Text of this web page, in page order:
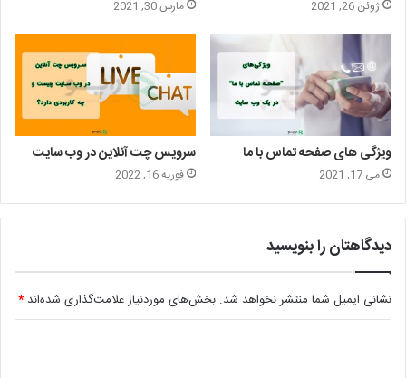
ژوئن 26, 2021 مارس 30, 2021
ویژگی های صفحه تماس با ما
می 17, 2021
سرویس چت آنلاین در وب سایت
فوریه 16, 2022
دیدگاهتان را بنویسید
نشانی ایمیل شما منتشر نخواهد شد. بخش‌های موردنیاز علامت‌گذاری شده‌اند*